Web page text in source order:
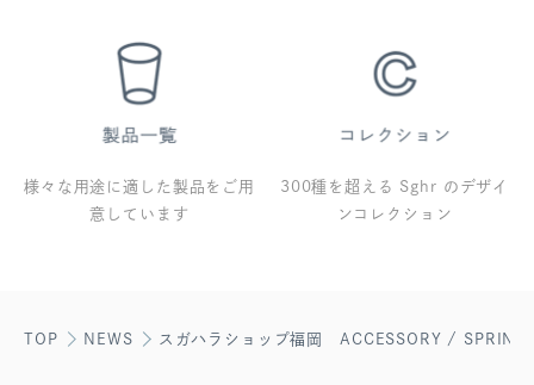
様々な用途に適した製品をご用
意しています
300種を超える Sghr のデザイ
ンコレクション
TOP NEWS スガハラショップ福岡 ACCESSORY /